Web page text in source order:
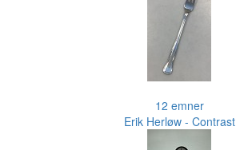
12 emner
Erik Herløw - Contrast